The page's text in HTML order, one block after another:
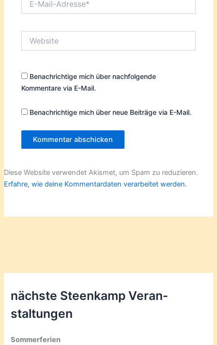
Mail-
Benachrichtige mich über nachfolgende
Kommentare via E-Mail.
Benachrichtige mich über neue Beiträge via E-Mail.
Diese Website verwendet Akismet, um Spam zu reduzieren.
Erfahre, wie deine Kommentardaten verarbeitet werden.
nächste Steenkamp Veran­
staltungen
Sommerferien